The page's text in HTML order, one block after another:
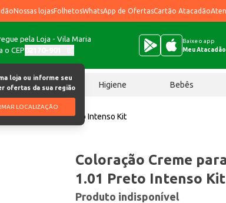
Nossas lojasFolhetosWhatsApp de OfertasCartão Atacadão
pela Loja - Vila Maria
o CEP
loja ou informe seu
ofertas da sua região
LOCALIZAÇÃO
Baixe o app
Meu Atacadão
Chocolates Higiene Bebês
Márcia 1.01 Preto Intenso Kit
Coloração Creme
1.01 Preto Intenso Kit
Produto indisponível